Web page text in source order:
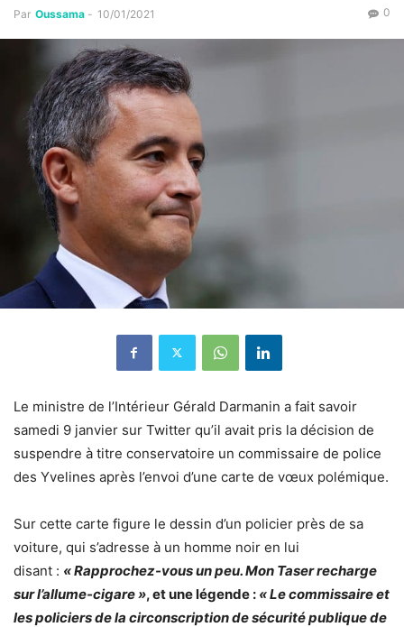
Par Oussama - 10/01/2021 0
Le ministre de l’Intérieur Gérald Darmanin a fait savoir
samedi 9 janvier sur Twitter qu’il avait pris la décision de
suspendre à titre conservatoire un commissaire de police
des Yvelines après l’envoi d’une carte de vœux polémique.
Sur cette carte figure le dessin d’un policier près de sa
voiture, qui s’adresse à un homme noir en lui
disant : « Rapprochez-vous un peu. Mon Taser recharge
sur l’allume-cigare », et une légende : « Le commissaire et
les policiers de la circonscription de sécurité publique de